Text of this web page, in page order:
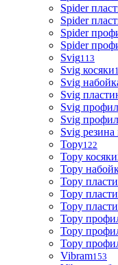
Spider
Spider
Spider
Spider
Svig113
Svig косяки
Svig
Svig
Svig
Svig
Svig
Topy122
Topy косяки
Topy
Topy
Topy
Topy
Topy
Topy
Topy
Vibram153